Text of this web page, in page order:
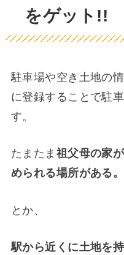
をゲット!!
駐車場や空き土地の
に登録することで駐
す。
たまたま 祖父母の家
められる場所がある。
とか、
駅から近くに土地を